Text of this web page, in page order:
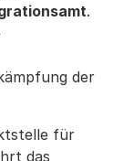
.
der
für
das